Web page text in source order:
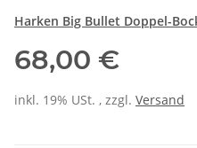
Harken Big Bullet Doppel-
68,00 €
inkl. 19% USt. , zzgl. Versand